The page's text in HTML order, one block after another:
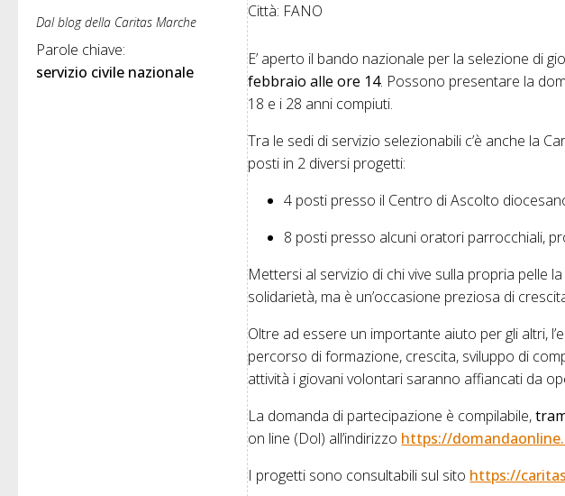
Dal blog della Caritas Marche
Parole chiave:
servizio civile nazionale
Città: FANO
E’ aperto il bando nazionale per la selezione di
febbraio alle ore 14. Possono presentare la
18 e i 28 anni compiuti.
Tra le sedi di servizio selezionabili c’è anche la
posti in 2 diversi progetti:
4 posti presso il Centro di Ascolto
8 posti presso alcuni oratori parrocchiali,
Mettersi al servizio di chi vive sulla propria pelle
solidarietà, ma è un’occasione preziosa di
Oltre ad essere un importante aiuto per gli altri,
percorso di formazione, crescita, sviluppo di
attività i giovani volontari saranno affiancati da
La domanda di partecipazione è compilabile,
on line (Dol) all’indirizzo https://
I progetti sono consultabili sul sito https://